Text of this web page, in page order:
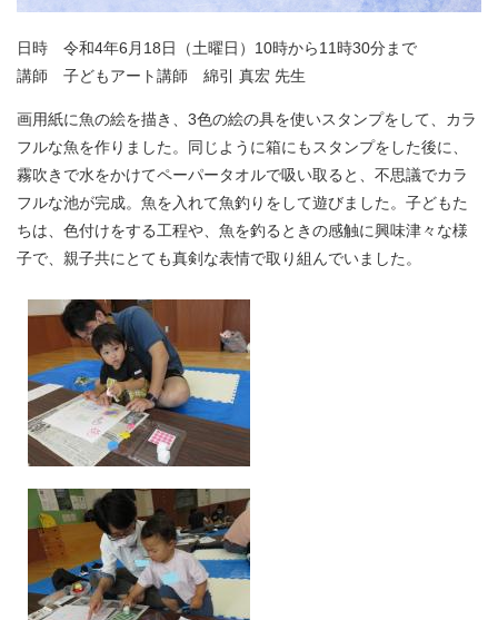
日時 令和4年6月18日（土曜日）10時から11時30分まで
講師 子どもアート講師 綿引 真宏 先生
画用紙に魚の絵を描き、3色の絵の具を使いスタンプをして、カラ
フルな魚を作りました。同じように箱にもスタンプをした後に、
霧吹きで水をかけてペーパータオルで吸い取ると、不思議でカラ
フルな池が完成。魚を入れて魚釣りをして遊びました。子どもた
ちは、色付けをする工程や、魚を釣るときの感触に興味津々な様
子で、親子共にとても真剣な表情で取り組んでいました。